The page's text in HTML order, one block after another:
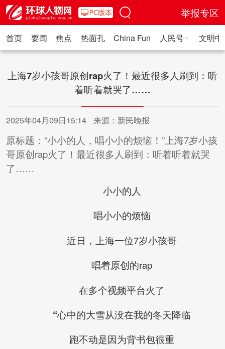
举报专区
首页 要闻 焦点 热面孔 China Fun 人民号 文明
上海7岁小孩哥原创rap火了！最近很多人刷到：听
着听着就哭了……
2025年04月09日15:14 来源：新民晚报
原标题：“小小的人，唱小小的烦恼！”上海7岁小孩
哥原创rap火了！最近很多人刷到：听着听着就哭
了……
小小的人
唱小小的烦恼
近日，上海一位7岁小孩哥
唱着原创的rap
在多个视频平台火了
“心中的大雪从没在我的冬天降临
跑不动是因为背书包很重